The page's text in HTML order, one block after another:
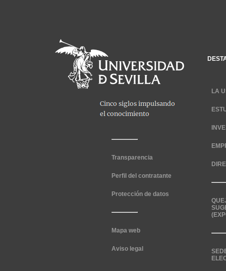
Transparencia
Perfil del contratante
Protección de datos
Mapa web
Aviso legal
LA